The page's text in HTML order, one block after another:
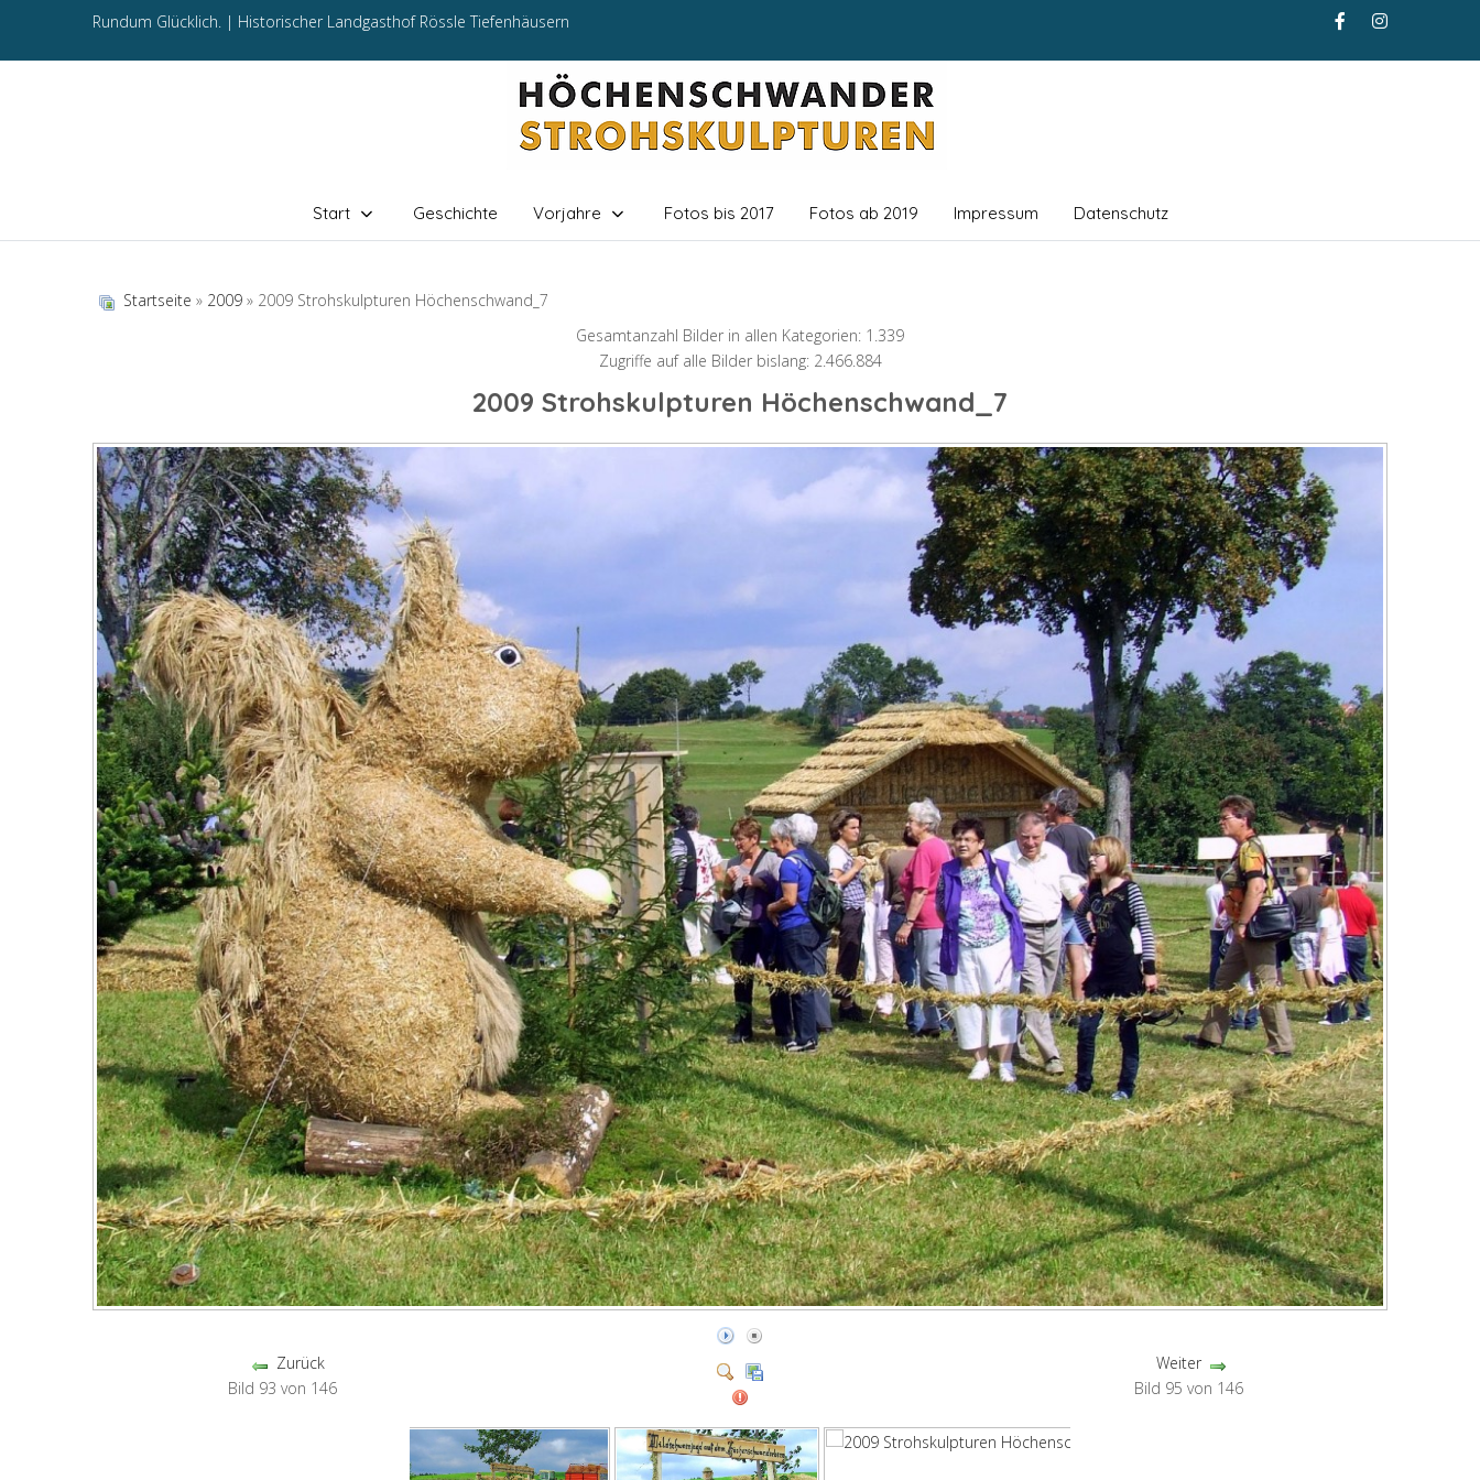
Rundum Glücklich. | Historischer Landgasthof Rössle Tiefenhäusern
Start Geschichte Vorjahre Fotos bis 2017 Fotos ab 2019 Impressum Datenschutz
Startseite » 2009 » 2009 Strohskulpturen Höchenschwand_7
Gesamtanzahl Bilder in allen Kategorien: 1.339
Zugriffe auf alle Bilder bislang: 2.466.884
2009 Strohskulpturen Höchenschwand_7
Zurück
Bild 93 von 146
Weiter
Bild 95 von 146